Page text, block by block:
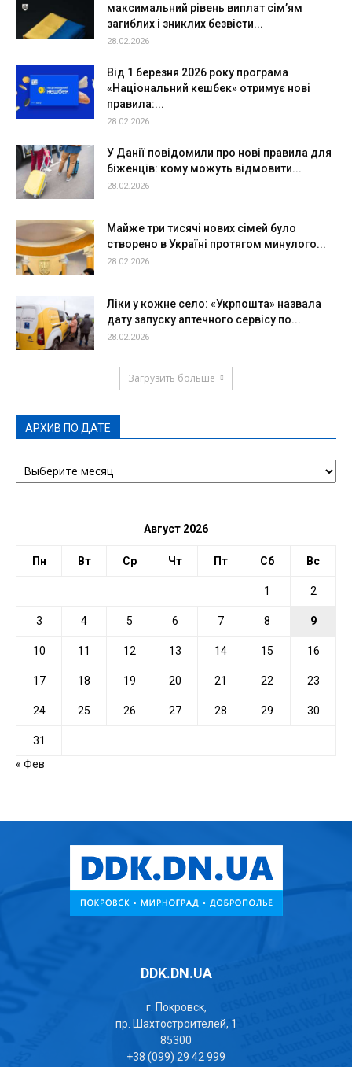
максимальний рівень виплат сім’ям
загиблих і зниклих безвісти...
28.02.2026
Від 1 березня 2026 року програма
«Національний кешбек» отримує нові
правила:...
28.02.2026
У Данії повідомили про нові правила для
біженців: кому можуть відмовити...
28.02.2026
Майже три тисячі нових сімей було
створено в Україні протягом минулого...
28.02.2026
Ліки у кожне село: «Укрпошта» назвала
дату запуску аптечного сервісу по...
28.02.2026
Загрузить больше
АРХИВ ПО ДАТЕ
АРХИВ
ПО
Август 2026
Пн Вт Ср Чт Пт Сб Вс
1 2
3 4 5 6 7 8 9
10 11 12 13 14 15 16
17 18 19 20 21 22 23
24 25 26 27 28 29 30
31
« Фев
DDK.DN.UA
г. Покровск,
пр. Шахтостроителей, 1
85300
+38 (099) 29 42 999